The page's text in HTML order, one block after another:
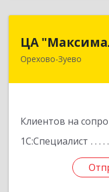
ЦА
Орехово-Зуево
Клиентов на
1С:Специалист
142600,